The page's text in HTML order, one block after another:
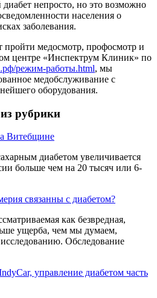
непросто, но это возможно
населения о
заболевания.
медосмотр, профосмотр и
центре «Инспектрум Клиник» по
режим-работы.html, мы
медобслуживание с
оборудования.
рубрики
Витебщине
диабетом увеличивается
больше чем на 20 тысяч или 6-
связанны с диабетом?
как безвредная,
ущерба, чем мы думаем,
Обследование
управление диабетом часть